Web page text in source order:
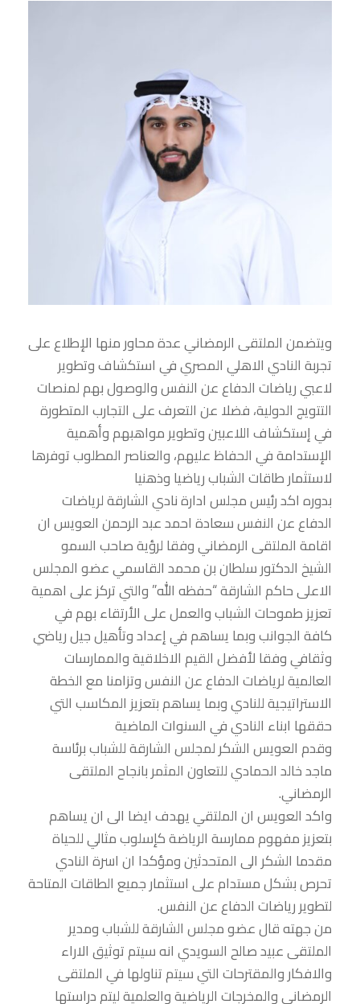
ويتضمن الملتقى الرمضاني عدة محاور منها الإطلاع على
تجربة النادي الاهلي المصري في استكشاف وتطوير
لاعبي رياضات الدفاع عن النفس والوصول بهم لمنصات
التتويج الدولية، فضلا عن التعرف على التجارب المتطورة
في إستكشاف اللاعبين وتطوير مواهبهم وأهمية
الإستدامة في الحفاظ عليهم، والعناصر المطلوب توفرها
لاستثمار طاقات الشباب رياضيا وذهنيا
بدوره اكد رئيس مجلس ادارة نادي الشارقة لرياضات
الدفاع عن النفس سعادة احمد عبد الرحمن العويس ان
اقامة الملتقى الرمضاني وفقا لرؤية صاحب السمو
الشيخ الدكتور سلطان بن محمد القاسمي عضو المجلس
الاعلى حاكم الشارقة “حفظه الله” والتي تركز على اهمية
تعزيز طموحات الشباب والعمل على الأرتقاء بهم في
كافة الجوانب وبما يساهم في إعداد وتأهيل جيل رياضي
وثقافي وفقا لأفضل القيم الاخلاقية والممارسات
العالمية لرياضات الدفاع عن النفس وتزامنا مع الخطة
الاستراتيجية للنادي وبما يساهم بتعزيز المكاسب التي
حققها ابناء النادي في السنوات الماضية
وقدم العويس الشكر لمجلس الشارقة للشباب برئاسة
ماجد خالد الحمادي للتعاون المثمر بانجاح الملتقى
الرمضاني.
واكد العويس ان الملتقي يهدف ايضا الى ان يساهم
بتعزيز مفهوم ممارسة الرياضة كإسلوب مثالي للحياة
مقدما الشكر الى المتحدثين ومؤكدا ان اسرة النادي
تحرص بشكل مستدام على استثمار جميع الطاقات المتاحة
لتطوير رياضات الدفاع عن النفس.
من جهته قال عضو مجلس الشارقة للشباب ومدير
الملتقى عبيد صالح السويدي انه سيتم توثيق الاراء
والافكار والمقترحات التي سيتم تناولها في الملتقى
الرمضاني والمخرجات الرياضية والعلمية ليتم دراستها